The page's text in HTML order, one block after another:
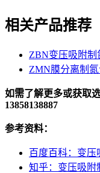
相关产品推荐
ZBN变压吸附制
ZMN膜分离制
如需了解更多或获取
13858138887
参考资料：
百度百科：变压
知乎：变压吸附